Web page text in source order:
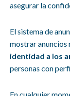
asegurar la
El sistema de
mostrar anuncios
identidad a los
personas con